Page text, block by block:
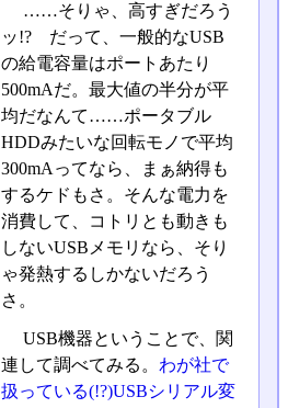
……そりゃ、高すぎだろう
ッ!? だって、一般的なUSB
の給電容量はポートあたり
500mAだ。最大値の半分が平
均だなんて……ポータブル
HDDみたいな回転モノで平均
300mAってなら、まぁ納得も
するケドもさ。そんな電力を
消費して、コトリとも動きも
しないUSBメモリなら、そり
ゃ発熱するしかないだろう
さ。
USB機器ということで、関
連して調べてみる。 わが社で
扱っている(!?)USBシリアル変